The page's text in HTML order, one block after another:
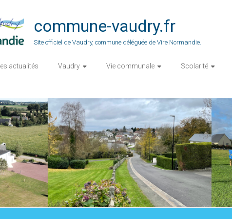
commune-vaudry.fr
Site officiel de Vaudry, commune déléguée de Vire Normandie.
Les actualités Vaudry Vie communale Scolarité